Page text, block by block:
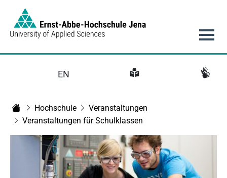
EN
Startseite
Hochschule
Veranstaltungen
Veranstaltungen für Schulklassen